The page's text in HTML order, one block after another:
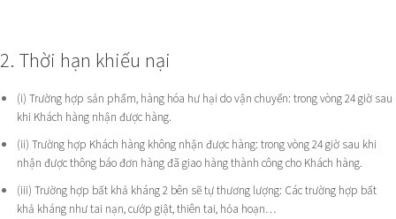
2. Thời hạn khiếu nại
(i) Trường hợp sản phẩm, hàng hóa hư hại do vận chuyển: trong vòng 24 giờ sau
khi Khách hàng nhận được hàng.
(ii) Trường hợp Khách hàng không nhận được hàng: trong vòng 24 giờ sau khi
nhận được thông báo đơn hàng đã giao hàng thành công cho Khách hàng.
(iii) Trường hợp bất khả kháng 2 bên sẽ tự thương lượng: Các trường hợp bất
khả kháng như tai nạn, cướp giật, thiên tai, hỏa hoạn…